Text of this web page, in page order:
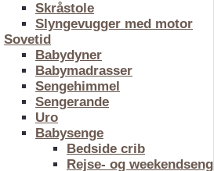
Skråstole
Slyngevugger med motor
Sovetid
Babydyner
Babymadrasser
Sengehimmel
Sengerande
Uro
Babysenge
Bedside crib
Rejse- og weekendseng